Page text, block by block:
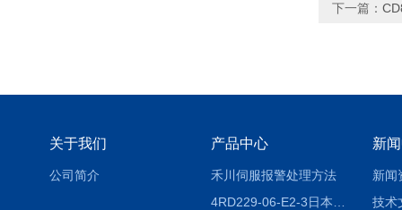
下一篇：
关于我们
公司简介
产品中心
禾川伺服报警处理方法
新
新闻
技术